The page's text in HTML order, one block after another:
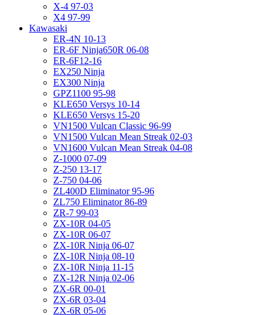
X-4 97-03
X4 97-99
Kawasaki
ER-4N 10-13
ER-6F Ninja650R 06-08
ER-6F12-16
EX250 Ninja
EX300 Ninja
GPZ1100 95-98
KLE650 Versys 10-14
KLE650 Versys 15-20
VN1500 Vulcan Classic 96-99
VN1500 Vulcan Mean Streak 02-03
VN1600 Vulcan Mean Streak 04-08
Z-1000 07-09
Z-250 13-17
Z-750 04-06
ZL400D Eliminator 95-96
ZL750 Eliminator 86-89
ZR-7 99-03
ZX-10R 04-05
ZX-10R 06-07
ZX-10R Ninja 06-07
ZX-10R Ninja 08-10
ZX-10R Ninja 11-15
ZX-12R Ninja 02-06
ZX-6R 00-01
ZX-6R 03-04
ZX-6R 05-06